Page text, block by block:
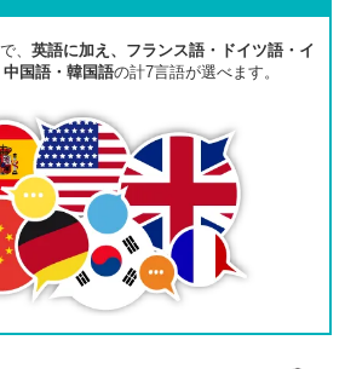
、 英語に加え、フランス語・ドイツ語・イ
国語・韓国語の計7言語が選べます。